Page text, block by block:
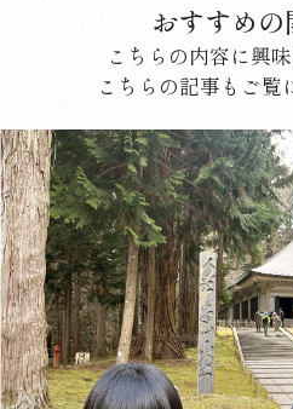
おすすめ
こちらの内容に興
こちらの記事もご覧